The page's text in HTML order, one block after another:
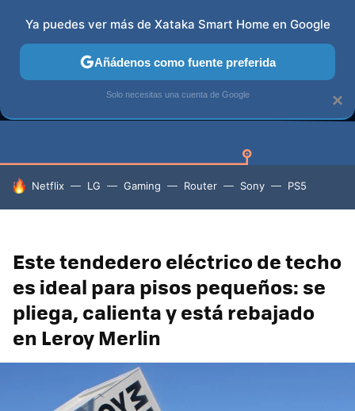
GUÍAS DE COMPRA CAZANDO GANGAS OFERTAS EN
HOY SE HABLA DE
Netflix LG Gaming Router Sony PS5
Este tendedero eléctrico de techo
es ideal para pisos pequeños: se
pliega, calienta y está rebajado
en Leroy Merlin
×
Ya puedes ver más de Xataka Smart Home en Google
Añádenos como fuente preferida
Solo necesitas una cuenta de Google